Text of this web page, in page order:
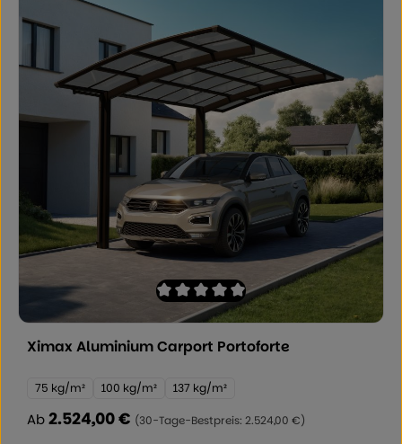
Durchschnittliche Bewertung von 0
Ximax Aluminium Carport Portoforte
Schneelast:
75 kg/m² 100 kg/m² 137 kg/m²
Regulärer Preis:
Ab2.524,00 € (30-Tage-Bestpreis: 2.524,00 €)